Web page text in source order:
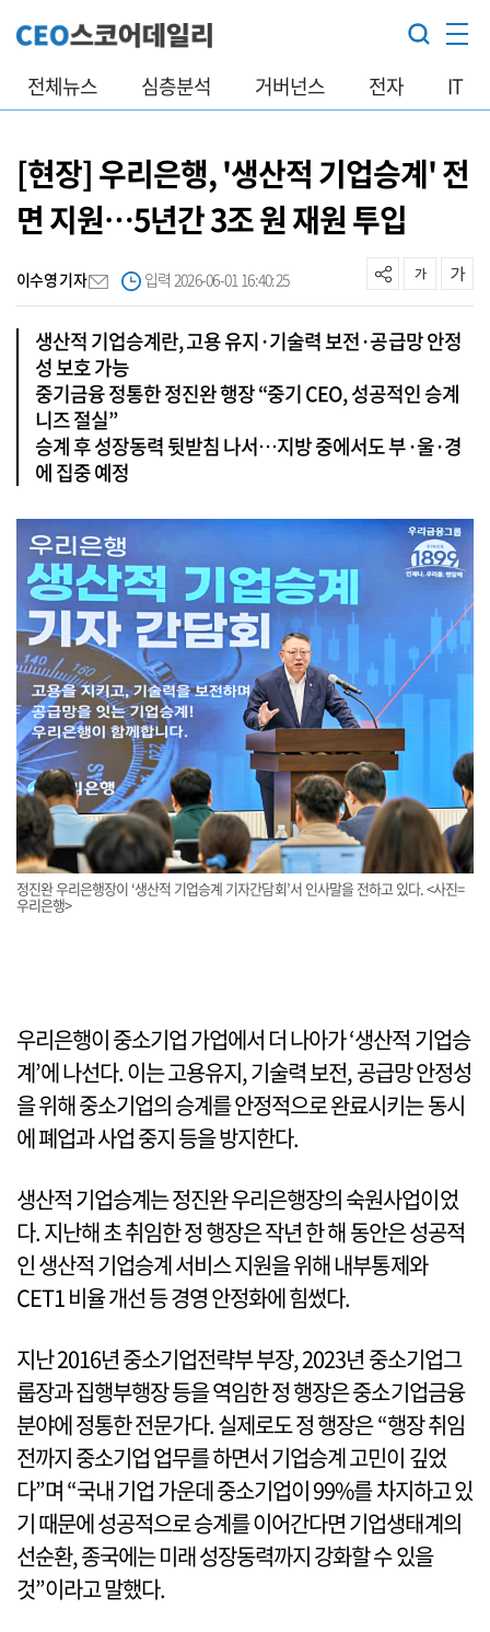
전체뉴스 심층분석 거버넌스 전자 IT
[현장] 우리은행, '생산적 기업승계' 전
면 지원…5년간 3조 원 재원 투입
이수영 기자 입력 2026-06-01 16:40:25
생산적 기업승계란, 고용 유지·기술력 보전·공급망 안정
성 보호 가능
중기금융 정통한 정진완 행장 “중기 CEO, 성공적인 승계
니즈 절실”
승계 후 성장동력 뒷받침 나서…지방 중에서도 부·울·경
에 집중 예정
정진완 우리은행장이 ‘생산적 기업승계 기자간담회’서 인사말을 전하고 있다. <사진=
우리은행>
우리은행이 중소기업 가업에서 더 나아가 ‘생산적 기업승
계’에 나선다. 이는 고용유지, 기술력 보전, 공급망 안정성
을 위해 중소기업의 승계를 안정적으로 완료시키는 동시
에 폐업과 사업 중지 등을 방지한다.
생산적 기업승계는 정진완 우리은행장의 숙원사업이었
다. 지난해 초 취임한 정 행장은 작년 한 해 동안은 성공적
인 생산적 기업승계 서비스 지원을 위해 내부통제와
CET1 비율 개선 등 경영 안정화에 힘썼다.
지난 2016년 중소기업전략부 부장, 2023년 중소기업그
룹장과 집행부행장 등을 역임한 정 행장은 중소기업금융
분야에 정통한 전문가다. 실제로도 정 행장은 “행장 취임
전까지 중소기업 업무를 하면서 기업승계 고민이 깊었
다”며 “국내 기업 가운데 중소기업이 99%를 차지하고 있
기 때문에 성공적으로 승계를 이어간다면 기업생태계의
선순환, 종국에는 미래 성장동력까지 강화할 수 있을
것”이라고 말했다.